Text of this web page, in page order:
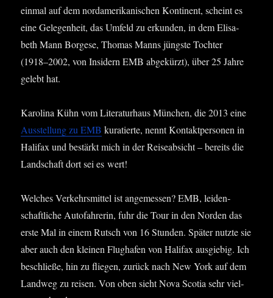
ein­mal auf dem nord­ame­ri­ka­ni­schen Kon­ti­nent, scheint es
eine Gele­gen­heit, das Umfeld zu erkun­den, in dem Eli­sa­
beth Mann Bor­ge­se, Tho­mas Manns jüngs­te Toch­ter
(1918–2002, von Insi­dern EMB abge­kürzt), über 25 Jah­re
gelebt hat.
Karo­li­na Kühn vom Lite­ra­tur­haus Mün­chen, die 2013 eine
Aus­stel­lung zu EMB kura­tier­te, nennt Kon­takt­per­so­nen in
Hali­fax und bestärkt mich in der Rei­se­ab­sicht – bereits die
Land­schaft dort sei es wert!
Wel­ches Ver­kehrs­mit­tel ist ange­mes­sen? EMB, lei­den­
schaft­li­che Auto­fah­re­rin, fuhr die Tour in den Nor­den das
ers­te Mal in einem Rutsch von 16 Stun­den. Spä­ter nutz­te sie
aber auch den klei­nen Flug­ha­fen von Hali­fax aus­gie­big. Ich
beschlie­ße, hin zu flie­gen, zurück nach New York auf dem
Land­weg zu rei­sen. Von oben sieht Nova Sco­tia sehr viel­